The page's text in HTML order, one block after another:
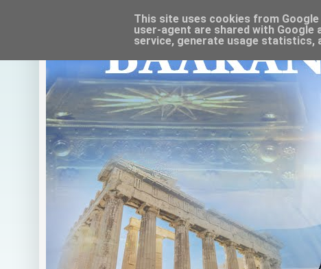
This site uses cookies from
user-agent are shared with
service, generate usage statistics,